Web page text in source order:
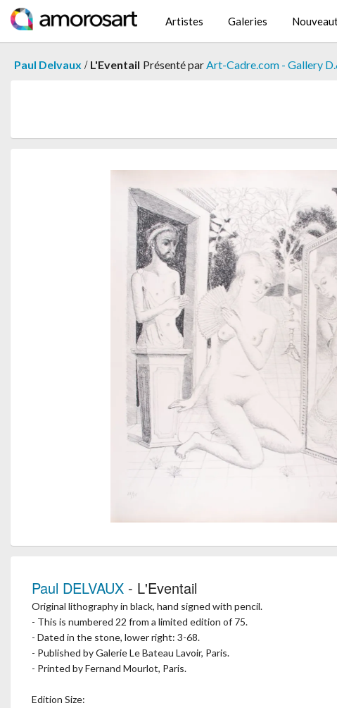
Artistes Galeries
Paul Delvaux / L'Eventail Présenté parArt-Cadre.com - Gallery
Paul DELVAUX - L'Eventail
Original lithography in black, hand signed with pencil.
- This is numbered 22 from a limited edition of 75.
- Dated in the stone, lower right: 3-68.
- Published by Galerie Le Bateau Lavoir, Paris.
- Printed by Fernand Mourlot, Paris.
Edition Size: